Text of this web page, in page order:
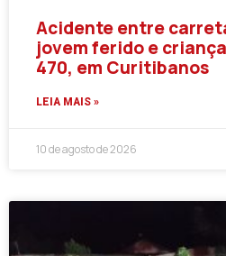
Acidente entre
jovem ferido e
470, em Curitibanos
LEIA MAIS »
10 de agosto de 2026